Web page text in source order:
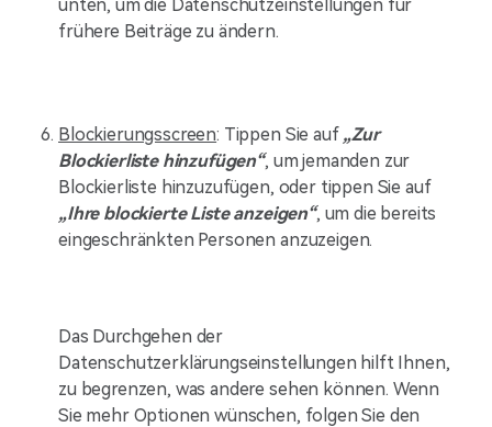
unten, um die Datenschutzeinstellungen für
frühere Beiträge zu ändern.
Blockierungsscreen: Tippen Sie auf „Zur
Blockierliste hinzufügen“, um jemanden zur
Blockierliste hinzuzufügen, oder tippen Sie auf
„Ihre blockierte Liste anzeigen“, um die bereits
eingeschränkten Personen anzuzeigen.
Das Durchgehen der
Datenschutzerklärungseinstellungen hilft Ihnen,
zu begrenzen, was andere sehen können. Wenn
Sie mehr Optionen wünschen, folgen Sie den